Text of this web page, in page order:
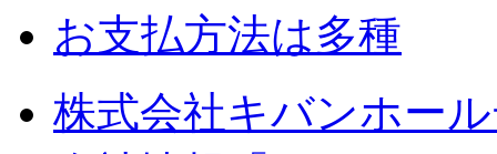
お支払方法は多種
株式会社キバンホー